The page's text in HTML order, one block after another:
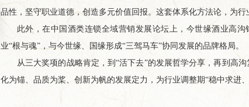
品性，坚守职业道德，创造多元价值回报。这套体系化方法论，为行
此外，在中国酒类连锁全域营销发展论坛上，今世缘酒业高
业“根与魂”，与今世缘、国缘形成“三驾马车”协同发展的品牌格局。
从三大奖项的战略肯定，到“活下去”的发展哲学分享，再到高
化为锚、品质为桨、创新为帆的发展定力，为行业调整期“稳中求进